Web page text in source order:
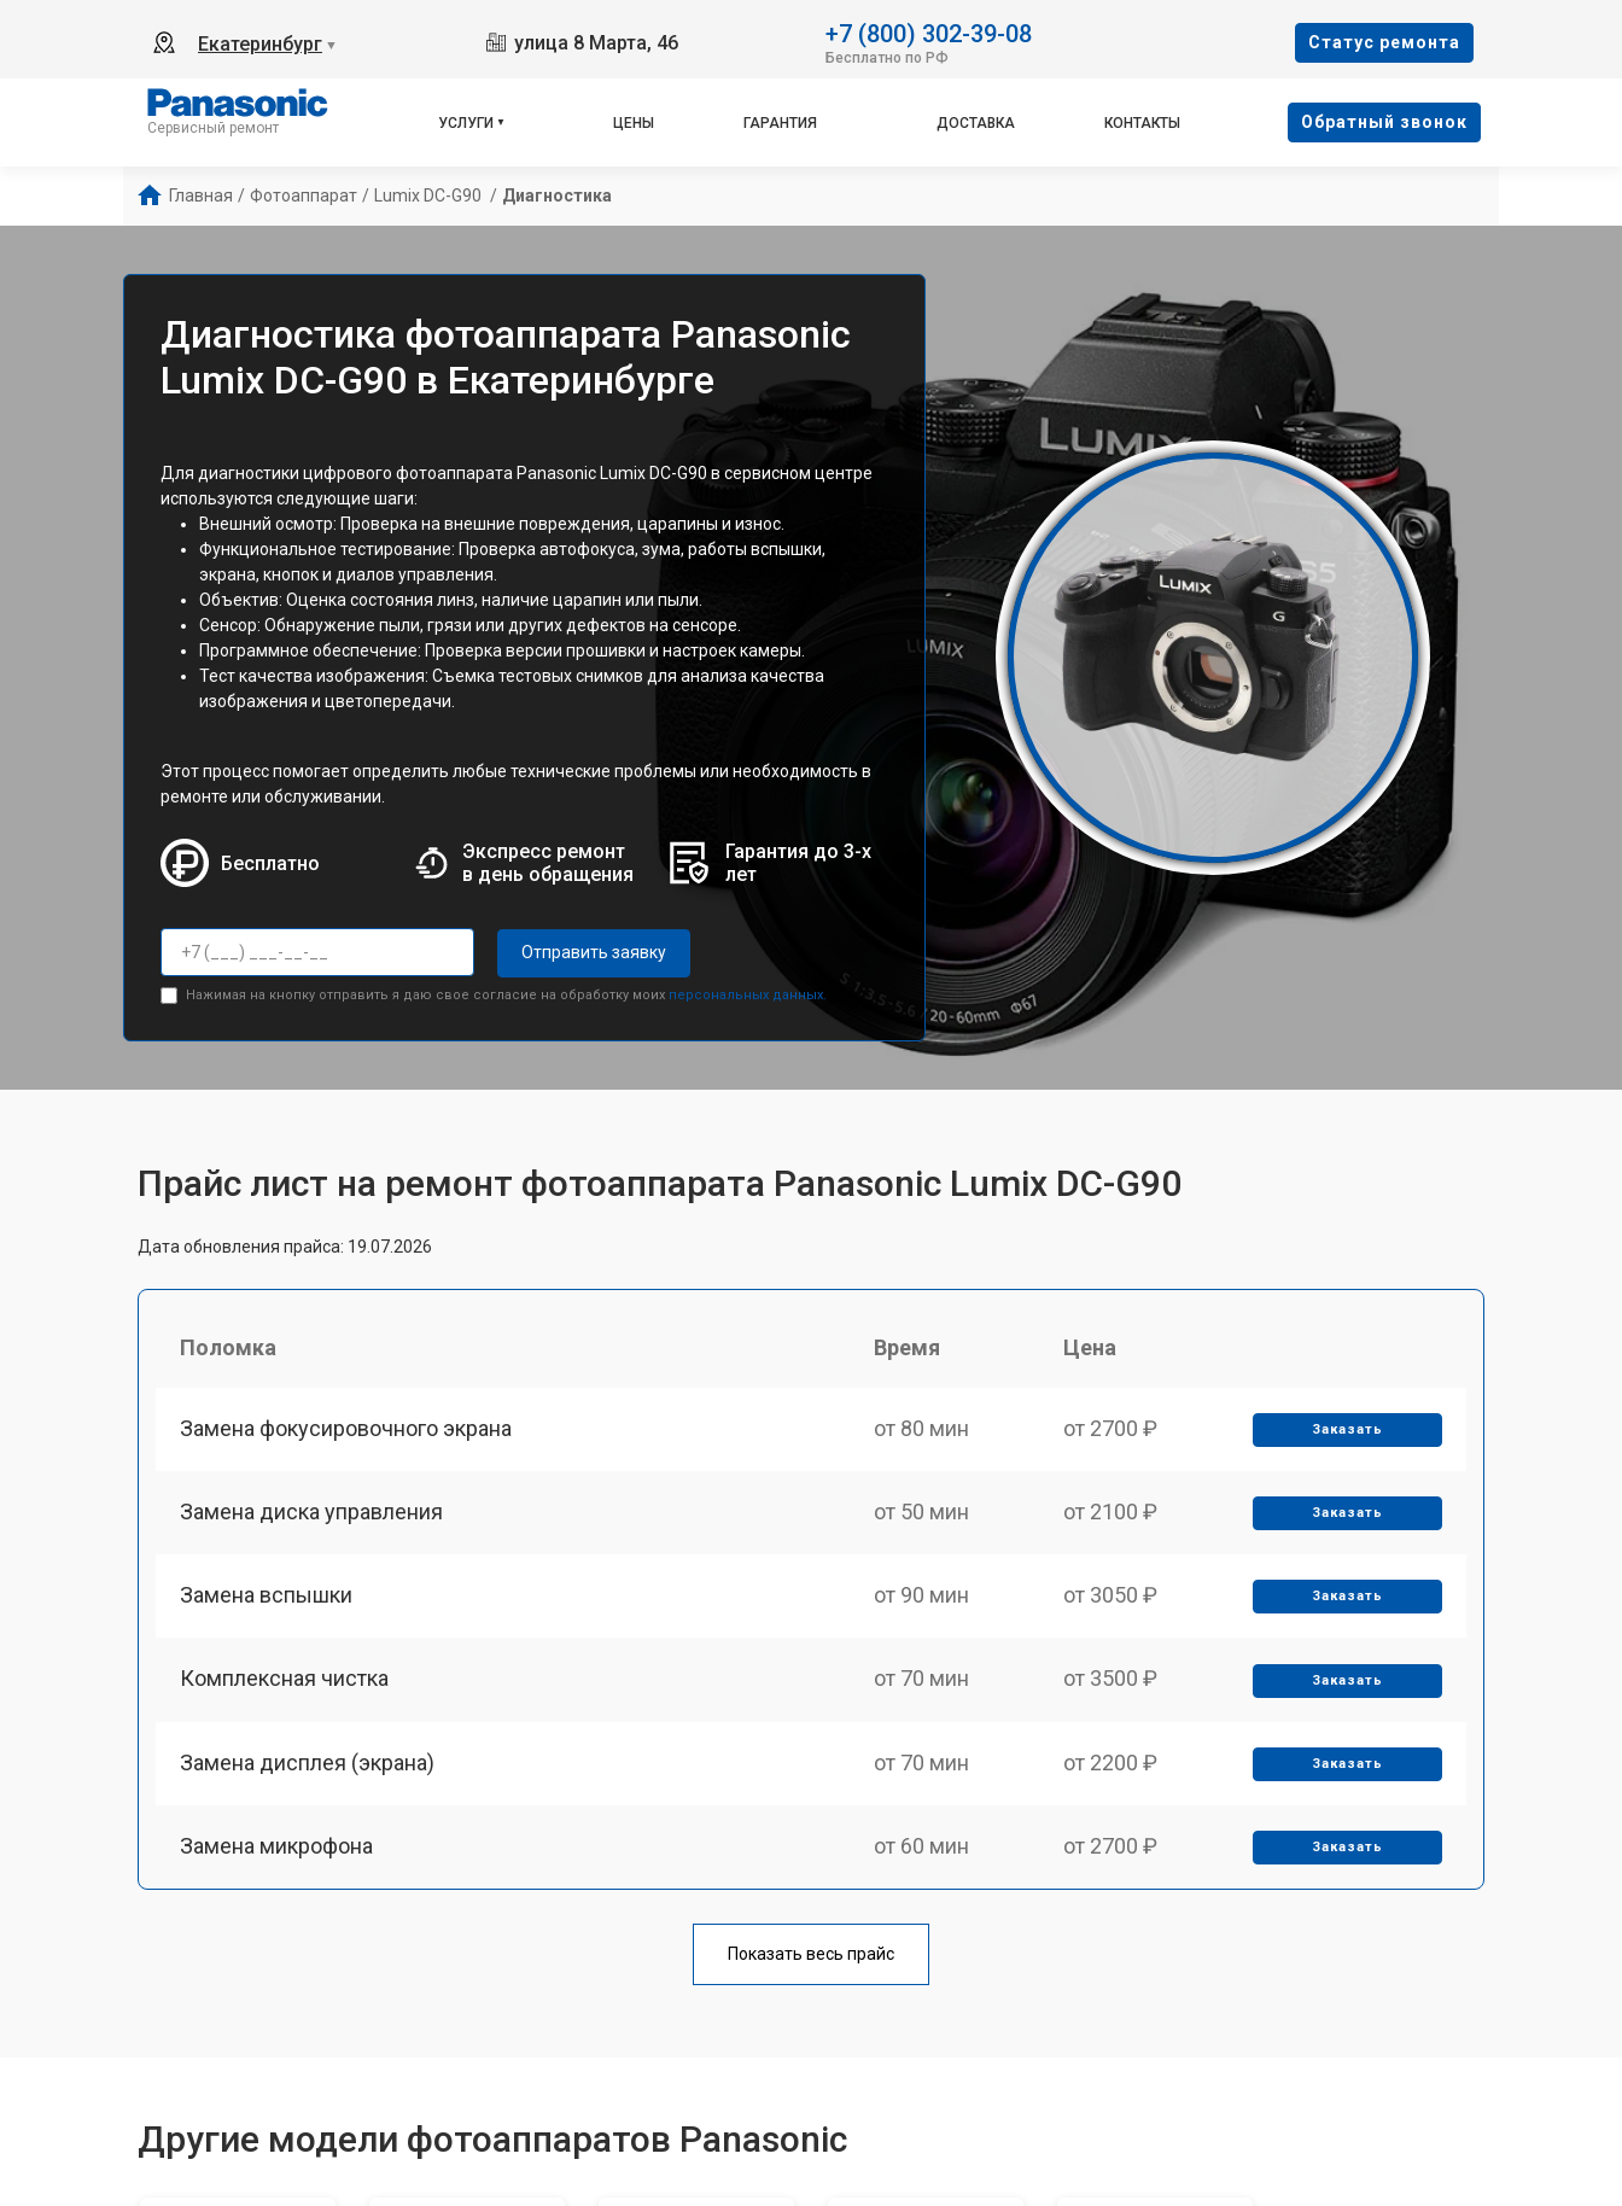
Екатеринбург ▼ улица 8 Марта, 46 +7 (800) 302-39-08
Бесплатно по РФ
Cтатус ремонта
Сервисный ремонт УСЛУГИ ЦЕНЫ ГАРАНТИЯ ДОСТАВКА КОНТАКТЫ Oбратный звонок
Главная / Фотоаппарат / Lumix DC-G90 / Диагностика
Диагностика фотоаппарата Panasonic
Lumix DC-G90 в Екатеринбурге
Для диагностики цифрового фотоаппарата Panasonic Lumix DC-G90 в сервисном центре
используются следующие шаги:
Внешний осмотр: Проверка на внешние повреждения, царапины и износ.
Функциональное тестирование: Проверка автофокуса, зума, работы вспышки,
экрана, кнопок и диалов управления.
Объектив: Оценка состояния линз, наличие царапин или пыли.
Сенсор: Обнаружение пыли, грязи или других дефектов на сенсоре.
Программное обеспечение: Проверка версии прошивки и настроек камеры.
Тест качества изображения: Съемка тестовых снимков для анализа качества
изображения и цветопередачи.
Этот процесс помогает определить любые технические проблемы или необходимость в
ремонте или обслуживании.
Бесплатно
Экспресс ремонт
в день обращения
Гарантия до 3-х
лет
Отправить заявку
Нажимая на кнопку отправить я даю свое согласие на обработку моих персональных данных.
Прайс лист на ремонт фотоаппарата Panasonic Lumix DC-G90
Дата обновления прайса: 19.07.2026
Поломка Время Цена
Замена фокусировочного экрана от 80 мин от 2700 ₽ Заказать
Замена диска управления от 50 мин от 2100 ₽ Заказать
Замена вспышки от 90 мин от 3050 ₽ Заказать
Комплексная чистка от 70 мин от 3500 ₽ Заказать
Замена дисплея (экрана) от 70 мин от 2200 ₽ Заказать
Замена микрофона от 60 мин от 2700 ₽ Заказать
от 70 мин
Показать весь прайс
Другие модели фотоаппаратов Panasonic